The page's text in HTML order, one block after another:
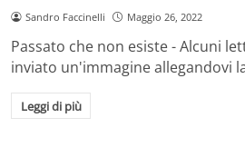
Sandro Faccinelli Maggio 26, 2022
Passato che non esiste - Alcuni
inviato un'immagine allegandovi
Leggi di più